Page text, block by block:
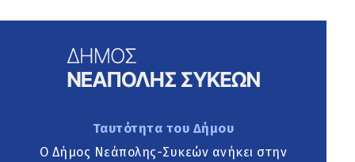
Ταυτότητα του Δήμου
Ο Δήμος Νεάπολης-Συκεών ανήκει στην